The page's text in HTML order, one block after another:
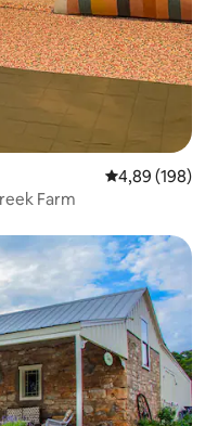
4,89 ud af 5 i
4,89 (198)
Farm